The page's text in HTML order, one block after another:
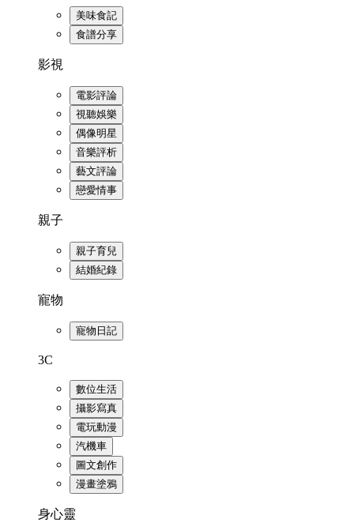
美味食記
食譜分享
影視
電影評論
視聽娛樂
偶像明星
音樂評析
藝文評論
戀愛情事
親子
親子育兒
結婚紀錄
寵物
寵物日記
3C
數位生活
攝影寫真
電玩動漫
汽機車
圖文創作
漫畫塗鴉
身心靈